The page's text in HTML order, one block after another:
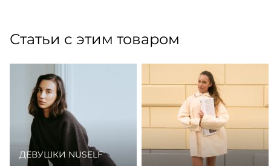
Статьи с этим товаром
ДЕВУШКИ NUSELF